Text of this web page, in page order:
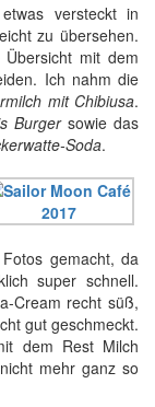
versteckt in
zu übersehen.
mit dem
Ich nahm die
mit Chibiusa.
Burgersowie das
Soda.
gemacht, da
super schnell.
Cream recht süß,
gut geschmeckt.
dem Rest Milch
mehr ganz so